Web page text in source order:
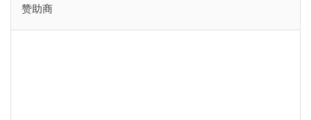
赞助商